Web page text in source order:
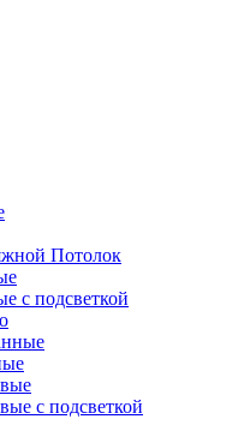
Потолок
с подсветкой
с подсветкой